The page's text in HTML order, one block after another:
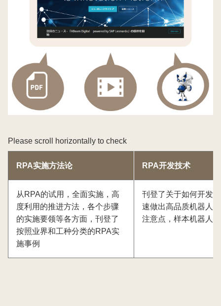
Please scroll horizontally to check
RPA实施方法论 RPA开发技术
从RPA的试用，全面实施，高
度利用的推进方法，各个步骤
的实施要领等各方面，刊登了
按照业界和工种分类的RPA实
施事例
刊登了关于如何开发
速做出高品质机器人
注意点，样本机器人